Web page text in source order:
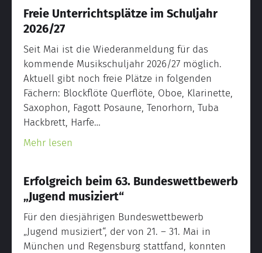
Freie Unterrichtsplätze im Schuljahr
2026/27
Seit Mai ist die Wiederanmeldung für das
kommende Musikschuljahr 2026/27 möglich.
Aktuell gibt noch freie Plätze in folgenden
Fächern: Blockflöte Querflöte, Oboe, Klarinette,
Saxophon, Fagott Posaune, Tenorhorn, Tuba
Hackbrett, Harfe…
Mehr lesen
Erfolgreich beim 63. Bundeswettbewerb
„Jugend musiziert“
Für den diesjährigen Bundeswettbewerb
„Jugend musiziert“, der von 21. – 31. Mai in
München und Regensburg stattfand, konnten